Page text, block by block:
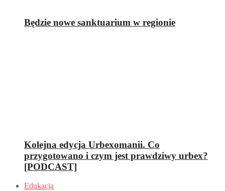
Będzie nowe sanktuarium w regionie
Kolejna edycja Urbexomanii. Co
przygotowano i czym jest prawdziwy urbex?
[PODCAST]
Edukacja